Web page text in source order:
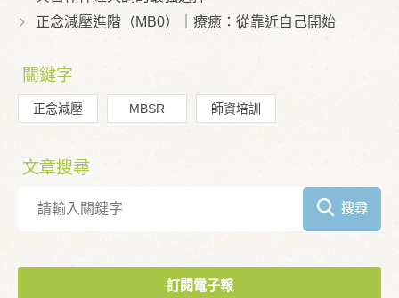
正念減壓進階（MB0）｜療癒：從靠近自己開始
關鍵字
正念減壓 MBSR 師資培訓
文章搜尋
搜尋
訂閱電子報